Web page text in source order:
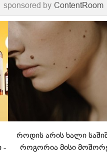
sponsored by ContentRoom
-
როდის არის ხალი
როგორია მისი